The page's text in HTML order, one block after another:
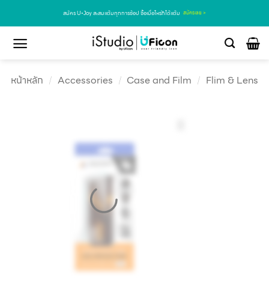
สมัคร U•Joy สะสมแต้มทุกการช้อป ซื้อเมื่อไหร่ก็ได้แต้ม สมัครเลย >
หน้าหลัก / Accessories / Case and Film / Flim & Lens